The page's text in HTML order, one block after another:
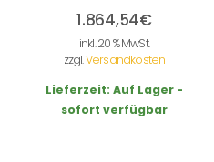
1.864,54€
inkl. 20 % MwSt.
zzgl.Versandkosten
Lieferzeit: Auf Lager -
sofort verfügbar